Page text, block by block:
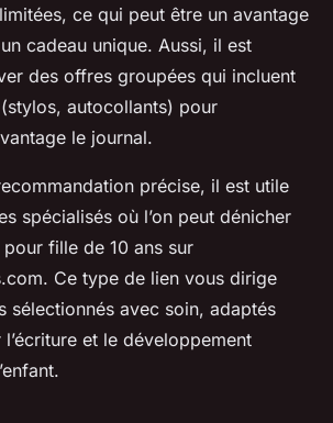
ce qui peut être un avantage
cadeau unique. Aussi, il est
des offres groupées qui incluent
autocollants) pour
le journal.
précise, il est utile
spécialisés où l’on peut dénicher
fille de 10 ans sur
Ce type de lien vous dirige
sélectionnés avec soin, adaptés
et le développement